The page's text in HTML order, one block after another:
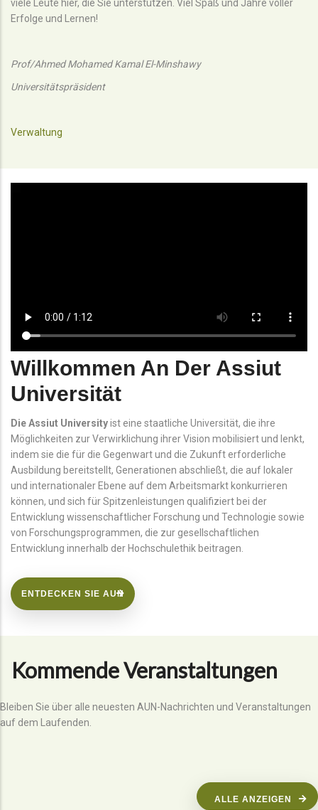
viele Leute hier, die Sie unterstützen. Viel Spaß und Jahre voller
Erfolge und Lernen!
Prof/Ahmed Mohamed Kamal El-Minshawy
Universitätspräsident
Verwaltung
Willkommen An Der Assiut
Universität
Die Assiut Universityist eine staatliche Universität, die ihre
Möglichkeiten zur Verwirklichung ihrer Vision mobilisiert und lenkt,
indem sie die für die Gegenwart und die Zukunft erforderliche
Ausbildung bereitstellt, Generationen abschließt, die auf lokaler
und internationaler Ebene auf dem Arbeitsmarkt konkurrieren
können, und sich für Spitzenleistungen qualifiziert bei der
Entwicklung wissenschaftlicher Forschung und Technologie sowie
von Forschungsprogrammen, die zur gesellschaftlichen
Entwicklung innerhalb der Hochschulethik beitragen.
ENTDECKEN SIE AUN
Kommende Veranstaltungen
Bleiben Sie über alle neuesten AUN-Nachrichten und Veranstaltungen
auf dem Laufenden.
ALLE ANZEIGEN